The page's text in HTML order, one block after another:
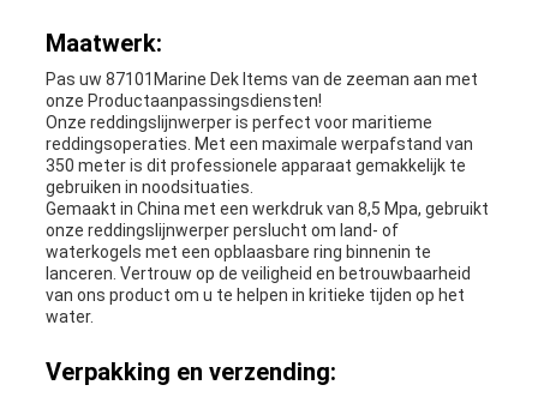
Maatwerk:
Pas uw 87101Marine Dek Items van de zeeman aan met
onze Productaanpassingsdiensten!
Onze reddingslijnwerper is perfect voor maritieme
reddingsoperaties. Met een maximale werpafstand van
350 meter is dit professionele apparaat gemakkelijk te
gebruiken in noodsituaties.
Gemaakt in China met een werkdruk van 8,5 Mpa, gebruikt
onze reddingslijnwerper perslucht om land- of
waterkogels met een opblaasbare ring binnenin te
lanceren. Vertrouw op de veiligheid en betrouwbaarheid
van ons product om u te helpen in kritieke tijden op het
water.
Verpakking en verzending: